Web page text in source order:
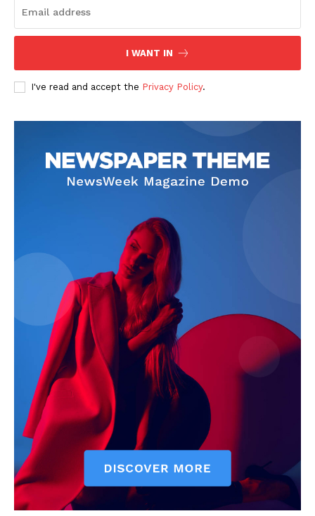
Nosotros
I WANT IN
I've read and accept the Privacy Policy.